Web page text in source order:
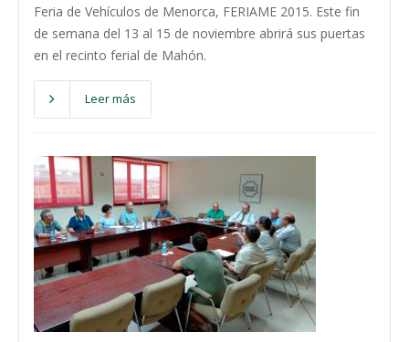
Feria de Vehículos de Menorca, FERIAME 2015. Este fin
de semana del 13 al 15 de noviembre abrirá sus puertas
en el recinto ferial de Mahón.
Leer más